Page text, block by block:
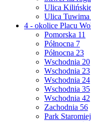
Ulica
Ulica
4 - okolice Placu
Pomorska 11
Północna 7
Północna 23
Wschodnia 20
Wschodnia 23
Wschodnia 24
Wschodnia 35
Wschodnia 42
Zachodnia 56
Park